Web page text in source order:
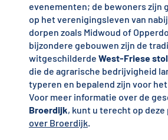
evenementen; de bewoners zijn
op het verenigingsleven van
dorpen zoals Midwoud of
bijzondere gebouwen zijn de
witgeschilderde West-Friese
die de agrarische bedrijvigheid
typeren en bepalend zijn voor
Voor meer informatie over de
Broerdijk, kunt u terecht op deze
over Broerdijk.